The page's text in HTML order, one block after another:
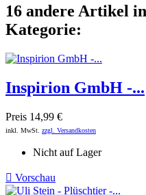
16 andere Artikel
Kategorie:
Inspirion GmbH -...
Preis 14,99 €
inkl. MwSt. zzgl. Versandkosten
Nicht auf Lager
 Vorschau